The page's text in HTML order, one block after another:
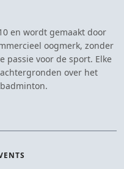
en wordt gemaakt door
oogmerk, zonder
passie voor de sport. Elke
over het